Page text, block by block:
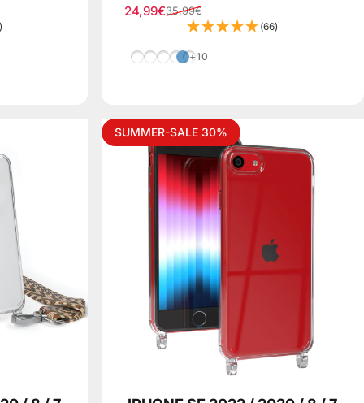
Verkaufspreis
24,99€
Normaler Preis
35,99€
(66)
Blau Mix
Grau/Schwarz Mix
Rosa Mix
Grau Camouflage
Regenbogen
+10
SUMMER-SALE 30%